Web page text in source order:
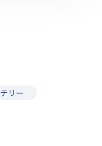
リー